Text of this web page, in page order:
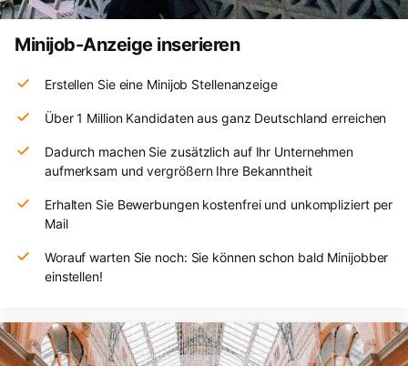
Minijob-Anzeige inserieren
Erstellen Sie eine Minijob Stellenanzeige
Über 1 Million Kandidaten aus ganz Deutschland erreichen
Dadurch machen Sie zusätzlich auf Ihr Unternehmen
aufmerksam und vergrößern Ihre Bekanntheit
Erhalten Sie Bewerbungen kostenfrei und unkompliziert per
Mail
Worauf warten Sie noch: Sie können schon bald Minijobber
einstellen!